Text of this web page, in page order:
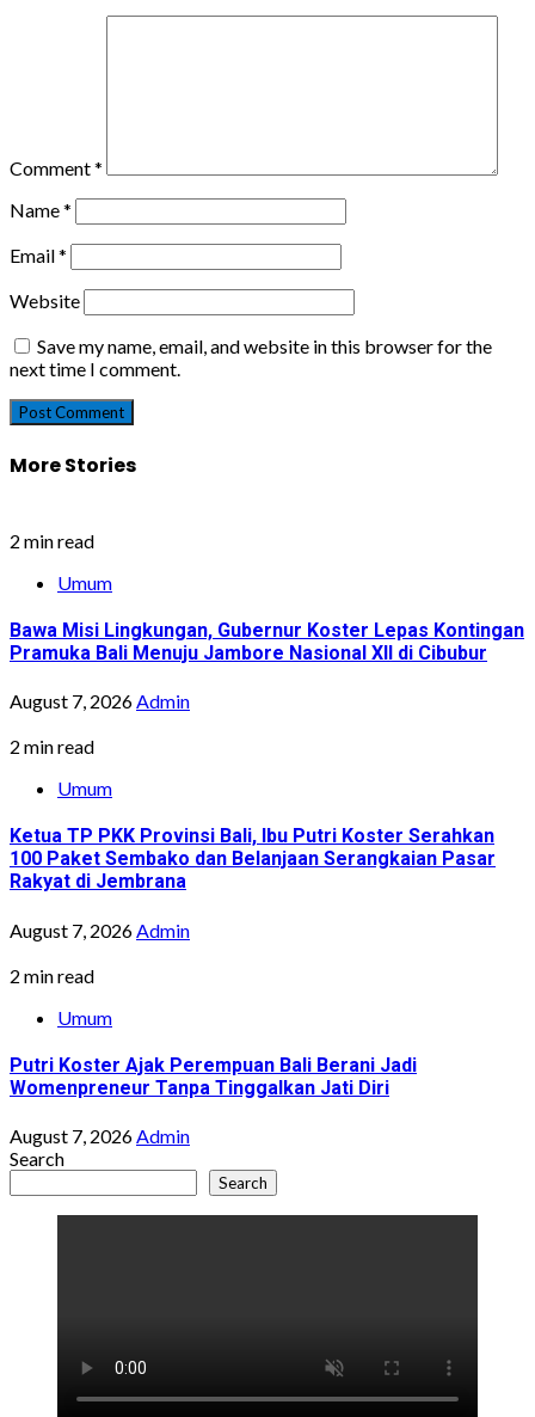
Comment*
Name*
Email*
Website
Save my name, email, and website in this browser for the
next time I comment.
More Stories
2 min read
Umum
Bawa Misi Lingkungan, Gubernur Koster Lepas Kontingan
Pramuka Bali Menuju Jambore Nasional XII di Cibubur
August 7, 2026Admin
2 min read
Umum
Ketua TP PKK Provinsi Bali, Ibu Putri Koster Serahkan
100 Paket Sembako dan Belanjaan Serangkaian Pasar
Rakyat di Jembrana
August 7, 2026 Admin
2 min read
Umum
Putri Koster Ajak Perempuan Bali Berani Jadi
Womenpreneur Tanpa Tinggalkan Jati Diri
August 7, 2026Admin
Search
Search